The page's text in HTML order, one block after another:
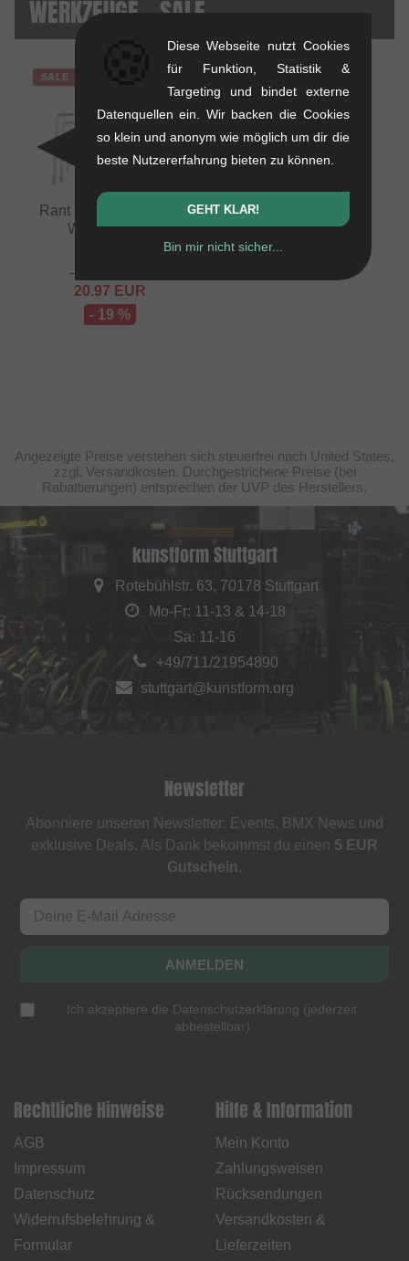
WERKZEUGE - SALE
SALE
Rant BMX "Essential"
Werkzeugset
26.01
20.97 EUR
- 19 %
Angezeigte Preise verstehen sich steuerfrei nach United States,
zzgl. Versandkosten. Durchgestrichene Preise (bei
Rabattierungen) entsprechen der UVP des Herstellers.
kunstform Stuttgart
Rotebühlstr. 63, 70178 Stuttgart
Mo-Fr: 11-13 & 14-18
Sa: 11-16
+49/711/21954890
stuttgart@kunstform.org
Newsletter
Abonniere unseren Newsletter: Events, BMX News und
exklusive Deals. Als Dank bekommst du einen 5 EUR
Gutschein.
ANMELDEN
Ich akzeptiere die Datenschutzerklärung (jederzeit
abbestellbar)
Rechtliche Hinweise
AGB
Impressum
Datenschutz
Widerrufsbelehrung &
Formular
Hilfe & Information
Mein Konto
Zahlungsweisen
Rücksendungen
Versandkosten &
Lieferzeiten
Diese Webseite nutzt Cookies
für Funktion, Statistik &
Targeting und bindet externe
Datenquellen ein. Wir backen die Cookies
so klein und anonym wie möglich um dir die
beste Nutzererfahrung bieten zu können.
GEHT KLAR!
Bin mir nicht sicher...